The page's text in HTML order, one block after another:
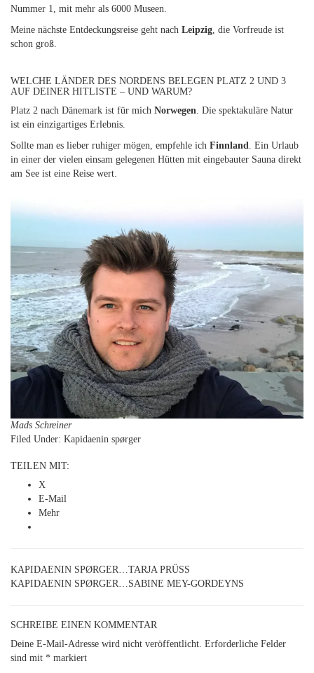
Nummer 1, mit mehr als 6000 Museen.
Meine nächste Entdeckungsreise geht nach Leipzig, die Vorfreude ist
schon groß.
WELCHE LÄNDER DES NORDENS BELEGEN PLATZ 2 UND 3
AUF DEINER HITLISTE – UND WARUM?
Platz 2 nach Dänemark ist für mich Norwegen. Die spektakuläre Natur
ist ein einzigartiges Erlebnis.
Sollte man es lieber ruhiger mögen, empfehle ich Finnland. Ein Urlaub
in einer der vielen einsam gelegenen Hütten mit eingebauter Sauna direkt
am See ist eine Reise wert.
Mads Schreiner
Filed Under: Kapidaenin spørger
TEILEN MIT:
X
E-Mail
Mehr
KAPIDAENIN SPØRGER…TARJA PRÜSS
KAPIDAENIN SPØRGER…SABINE MEY-GORDEYNS
SCHREIBE EINEN KOMMENTAR
Deine E-Mail-Adresse wird nicht veröffentlicht. Erforderliche Felder
sind mit * markiert